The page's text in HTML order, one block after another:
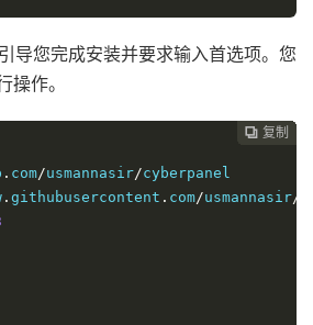
导您完成安装并要求输入首选项。您
操作。
 复制
 复制
 复制
 复制
 复制
 复制
 复制
 复制
 复制
 复制
 复制
. com/usmannasir/
. githubusercontent . com/usmannasir/